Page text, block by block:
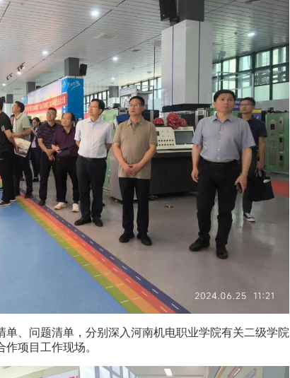
单、问题清单，分别深入河南机电职业学院有关二级学院
项目工作现场。